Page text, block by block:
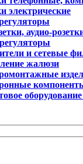
электрические
аудио-
и сетевые
жалюзи
оборудование